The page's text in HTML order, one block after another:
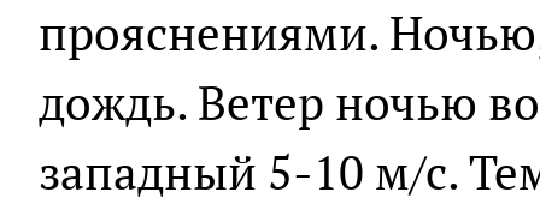
прояснениями.
дождь. Ветер ночью
западный 5-10 м/с.